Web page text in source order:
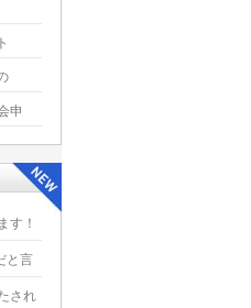
申
す！
と言
され